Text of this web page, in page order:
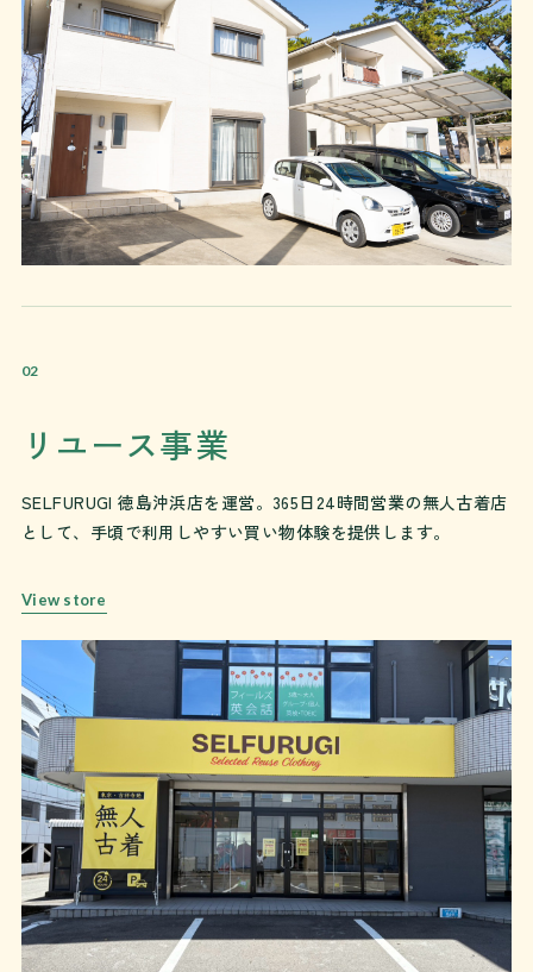
02
リユース事業
SELFURUGI 徳島沖浜店を運営。 365日24時間営業の無人古着店
として、手頃で利用しやすい買い物体験を提供します。
View store